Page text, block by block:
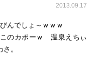
2013.09.17
んでしょ～ｗｗｗ
のカポーｗ 温泉えちぃ
。